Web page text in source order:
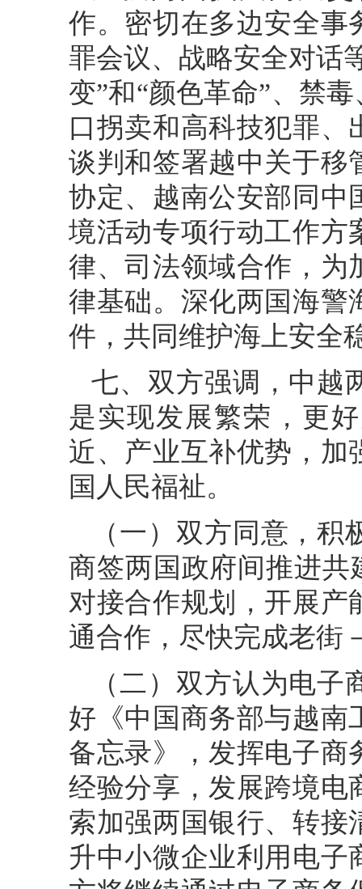
作。密切在多边安全事
罪会议、战略安全对话
变”和“颜色革命”、禁
口拐卖和高科技犯罪
谈判和签署越中关于移
协定、越南公安部同中
境活动专项行动工作方
律、司法领域合作，为
律基础。深化两国海警
件，共同维护海上安全
七、双方强调，中越
是实现发展繁荣，更
近、产业互补优势，加
国人民福祉。
（一）双方同意，
商签两国政府间推进共
对接合作规划，开展产
通合作，尽快完成老街
（二）双方认为电
好《中国商务部与越南
备忘录》，发挥电子商
经验分享，发展跨境电
索加强两国银行、转接
升中小微企业利用电子